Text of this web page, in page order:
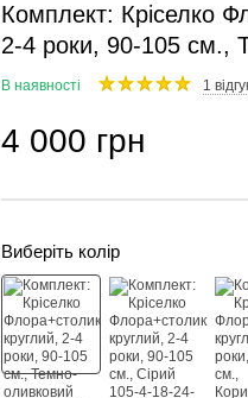
Комплект: Кріселко
2-4 роки, 90-105 см.,
В наявності 1
4 000 грн
Виберіть колір